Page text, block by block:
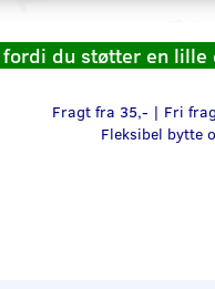
fordi du støtter en lille
Fragt fra 35,- | Fri
Fleksibel bytte